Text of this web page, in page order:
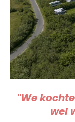
"We
wel